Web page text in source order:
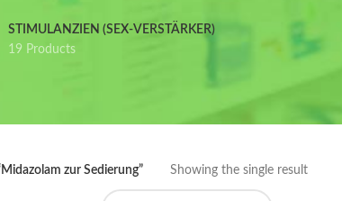
STIMULANZIEN (SEX-VERSTÄRKER)
19 Products
zur Sedierung” Showing the single result